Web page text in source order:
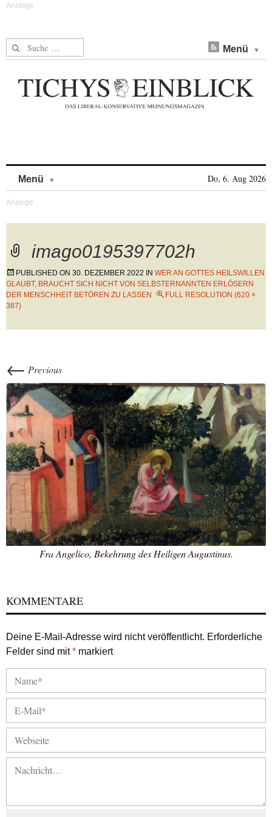
Suche nach: Menü
Menü Do, 6. Aug 2026
imago0195397702h
PUBLISHED ON 30. DEZEMBER 2022 IN WER AN GOTTES HEILSWILLEN
GLAUBT, BRAUCHT SICH NICHT VON SELBSTERNANNTEN ERLÖSERN
DER MENSCHHEIT BETÖREN ZU LASSEN
FULL RESOLUTION (620 ×
387)
← Previous
Fra Angelico, Bekehrung des Heiligen Augustinus.
KOMMENTARE
Deine E-Mail-Adresse wird nicht veröffentlicht. Erforderliche
Felder sind mit* markiert